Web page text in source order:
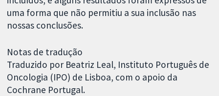
uma forma que não permitiu a sua inclusão nas
nossas conclusões.
Notas de tradução
Traduzido por Beatriz Leal, Instituto Português de
Oncologia (IPO) de Lisboa, com o apoio da
Cochrane Portugal.